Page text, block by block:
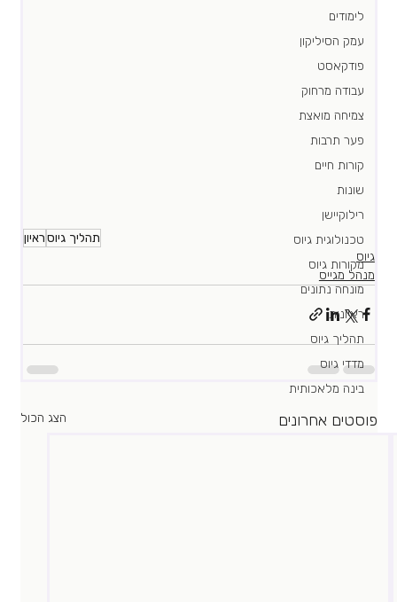
לימודים
עמק הסיליקון
פודקאסט
עבודה מרחוק
צמיחה מואצת
פער תרבות
קורות חיים
שונות
רילוקיישן
טכנולוגית גיוס
מקורות גיוס
מונחה נתונים
ראיונות
תהליך גיוס
מדדי גיוס
בינה מלאכותית
תהליך גיוסראיון
גיוס
מנהל מגייס
פוסטים אחרונים הצג הכול